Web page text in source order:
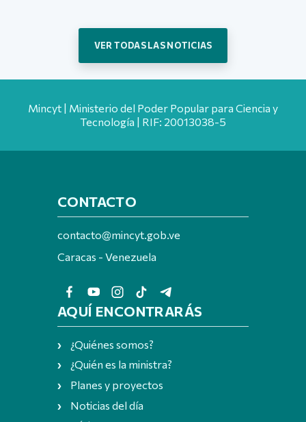
VER TODAS LAS NOTICIAS
Mincyt | Ministerio del Poder Popular para Ciencia y
Tecnología | RIF: 20013038-5
CONTACTO
contacto@mincyt.gob.ve
Caracas - Venezuela
AQUÍ ENCONTRARÁS
¿Quiénes somos?
¿Quién es la ministra?
Planes y proyectos
Noticias del día